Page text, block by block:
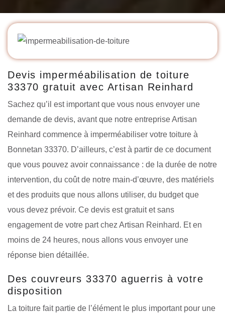
Devis imperméabilisation de toiture
33370 gratuit avec Artisan Reinhard
Sachez qu’il est important que vous nous envoyer une
demande de devis, avant que notre entreprise Artisan
Reinhard commence à imperméabiliser votre toiture à
Bonnetan 33370. D’ailleurs, c’est à partir de ce document
que vous pouvez avoir connaissance : de la durée de notre
intervention, du coût de notre main-d’œuvre, des matériels
et des produits que nous allons utiliser, du budget que
vous devez prévoir. Ce devis est gratuit et sans
engagement de votre part chez Artisan Reinhard. Et en
moins de 24 heures, nous allons vous envoyer une
réponse bien détaillée.
Des couvreurs 33370 aguerris à votre
disposition
La toiture fait partie de l’élément le plus important pour une